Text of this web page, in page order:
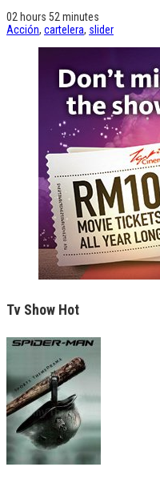
02 hours 52 minutes
Acción, cartelera, slider
Tv Show Hot